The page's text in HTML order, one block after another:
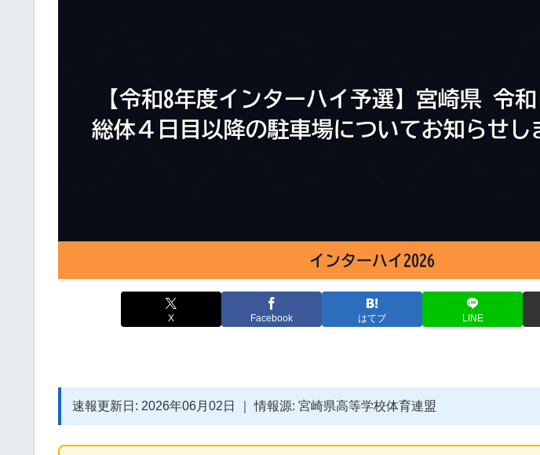
X Facebook はてブ LINE
速報更新日: 2026年06月02日 ｜ 情報源: 宮崎県高等学校体育連盟